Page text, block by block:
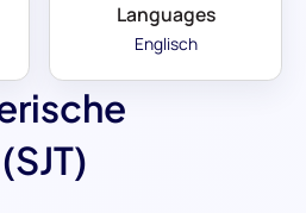
Languages
Englisch